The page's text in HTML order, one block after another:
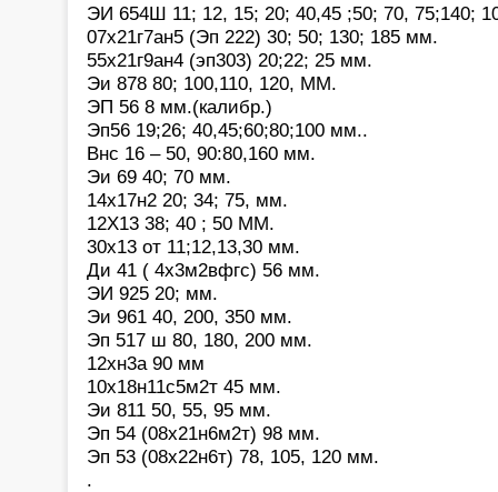
ЭИ 654Ш 11; 12, 15; 20; 40,45 ;50; 70, 75;140;
07х21г7ан5 (Эп 222) 30; 50; 130; 185 мм.
55х21г9ан4 (эп303) 20;22; 25 мм.
Эи 878 80; 100,110, 120, ММ.
ЭП 56 8 мм.(калибр.)
Эп56 19;26; 40,45;60;80;100 мм..
Внс 16 – 50, 90:80,160 мм.
Эи 69 40; 70 мм.
14х17н2 20; 34; 75, мм.
12Х13 38; 40 ; 50 ММ.
30х13 от 11;12,13,30 мм.
Ди 41 ( 4х3м2вфгс) 56 мм.
ЭИ 925 20; мм.
Эи 961 40, 200, 350 мм.
Эп 517 ш 80, 180, 200 мм.
12хн3а 90 мм
10х18н11с5м2т 45 мм.
Эи 811 50, 55, 95 мм.
Эп 54 (08х21н6м2т) 98 мм.
Эп 53 (08х22н6т) 78, 105, 120 мм.
.